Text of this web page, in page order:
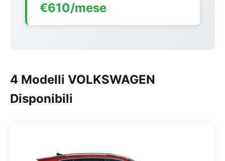
€610/mese
4 Modelli VOLKSWAGEN
Disponibili